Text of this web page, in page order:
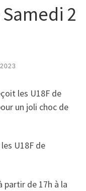
2
les U18F de
un joli choc de
U18F de
partir de 17h à la